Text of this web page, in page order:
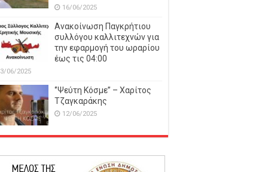
16/06/2025
Ανακοίνωση Παγκρήτιου
συλλόγου καλλιτεχνών για
την εφαρμογή του ωραρίου
έως τις 04:00
06/2025
‘’Ψεύτη Κόσμε’’ – Χαρίτος
Τζαγκαράκης
12/06/2025